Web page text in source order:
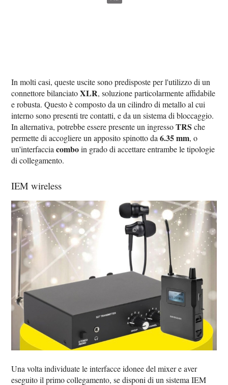
In molti casi, queste uscite sono predisposte per l'utilizzo di un
connettore bilanciatoXLR, soluzione particolarmente affidabile
e robusta. Questo è composto da un cilindro di metallo al cui
interno sono presenti tre contatti, e da un sistema di bloccaggio.
In alternativa, potrebbe essere presente un ingressoTRS che
permette di accogliere un apposito spinotto da6.35 mm, o
un'interfacciacomboin grado di accettare entrambe le tipologie
di collegamento.
IEM wireless
Una volta individuate le interfacce idonee del mixer e aver
eseguito il primo collegamento, se disponi di un sistema IEM